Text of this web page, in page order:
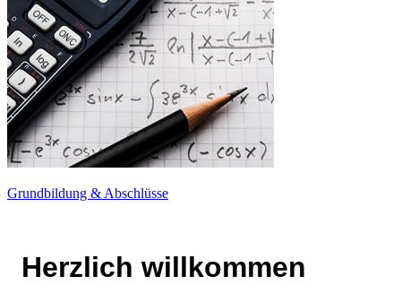
Grundbildung & Abschlüsse
Herzlich willkommen